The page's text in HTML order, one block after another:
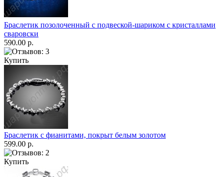
Браслетик позолоченный с подвеской-шариком с кристаллами
сваровски
590.00 р.
Купить
Браслетик с фианитами, покрыт белым золотом
599.00 р.
Купить